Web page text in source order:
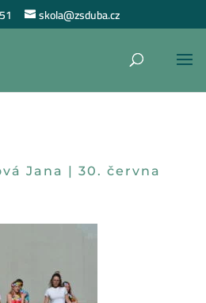
skola@zsduba.cz
Jana |30. června